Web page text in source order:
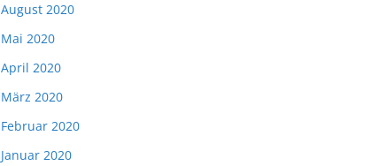
August 2020
Mai 2020
April 2020
März 2020
Februar 2020
Januar 2020